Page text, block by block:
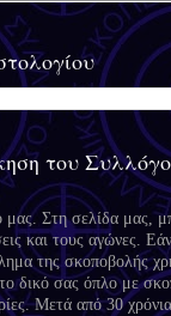
του
Στη σελίδα μας,
και τους αγώνες.
της σκοποβολής
δικό σας όπλο με
Μετά από 30